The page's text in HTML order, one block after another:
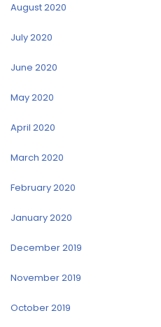
August 2020
July 2020
June 2020
May 2020
April 2020
March 2020
February 2020
January 2020
December 2019
November 2019
October 2019